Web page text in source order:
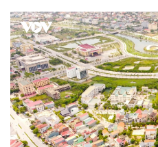
Thể thao
Bóng đá
Lịch thi đấu bóng đá
Thế giới thể thao